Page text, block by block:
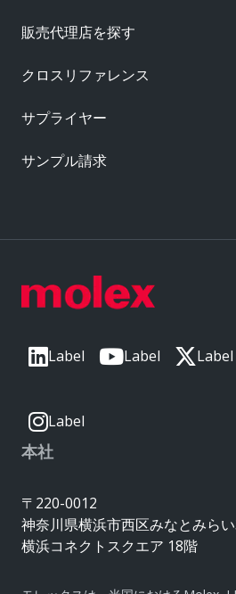
Label Label Label
Label
本社
〒220-0012
神奈川県横浜市西区みなとみら
横浜コネクトスクエア 18階
販売代理店を探す
クロスリファレンス
サプライヤー
サンプル請求